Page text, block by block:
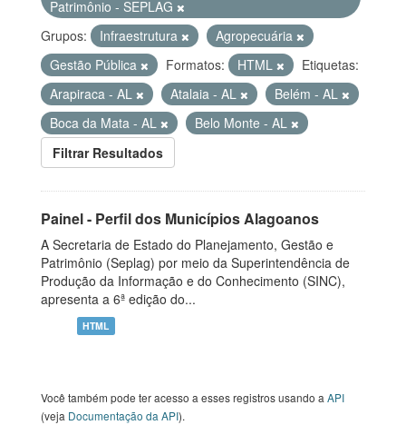
Patrimônio - SEPLAG
Grupos:
Infraestrutura
Agropecuária
Gestão Pública
Formatos: HTML
Etiquetas:
Arapiraca - AL
Atalaia - AL
Belém - AL
Boca da Mata - AL
Belo Monte - AL
Filtrar Resultados
Painel - Perfil dos Municípios Alagoanos
A Secretaria de Estado do Planejamento, Gestão e
Patrimônio (Seplag) por meio da Superintendência de
Produção da Informação e do Conhecimento (SINC),
apresenta a 6ª edição do...
HTML
Você também pode ter acesso a esses registros usando a API
(veja Documentação da API).